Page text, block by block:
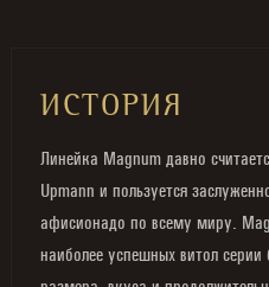
ИСТОРИЯ
Линейка Magnum давно
Upmann и пользуется
афисионадо по всему миру.
наиболее успешных витол